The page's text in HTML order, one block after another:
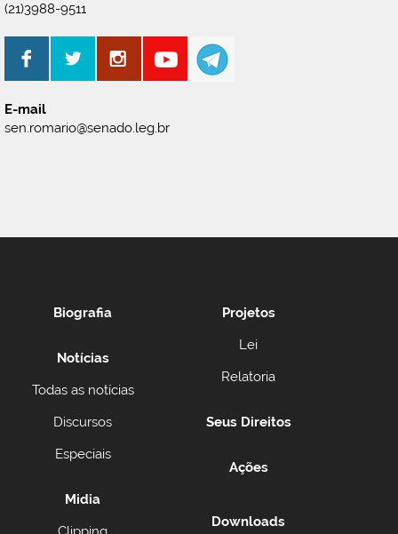
(21)3988-9511
E-mail
sen.romario@senado.leg.br
Biografia
Notícias
Todas as notícias
Discursos
Especiais
Midia
Projetos
Lei
Relatoria
Seus Direitos
Ações
Downloads